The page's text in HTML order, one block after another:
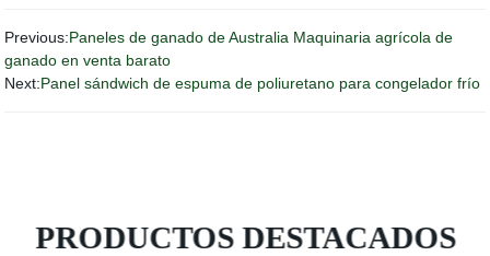
Previous:Paneles de ganado de Australia Maquinaria agrícola de
ganado en venta barato
Next:Panel sándwich de espuma de poliuretano para congelador frío
PRODUCTOS DESTACADOS